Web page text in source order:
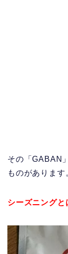
その「GABAN
ものがあります
シーズニングと